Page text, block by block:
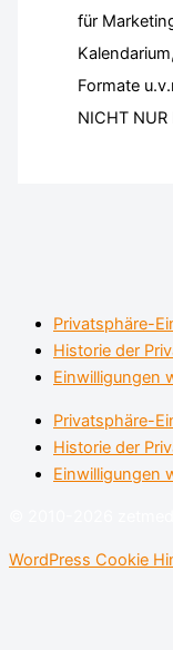
für
Formate
NICHT NUR
Privatsphäre-
Historie der
Einwilligungen
Privatsphäre-
Historie der
Einwilligungen
WordPress Cookie